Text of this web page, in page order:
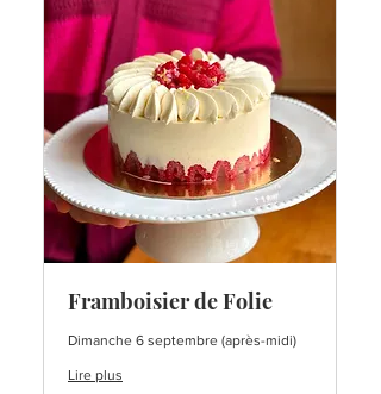
Framboisier de Folie
Dimanche 6 septembre (après-midi)
Lire plus